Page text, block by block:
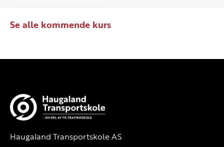
Se alle kommende kurs
Haugaland Transportskole AS